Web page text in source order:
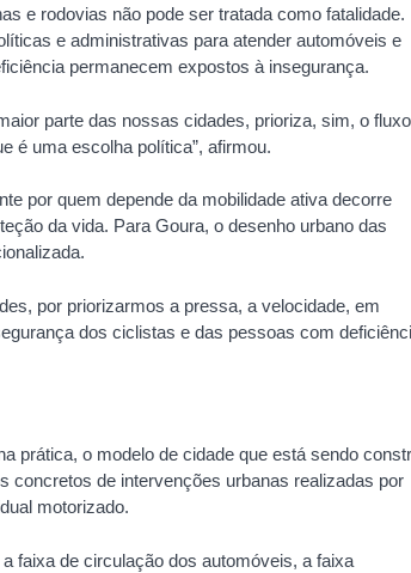
e rodovias não pode ser tratada como fatalidade.
e administrativas para atender automóveis e
permanecem expostos à insegurança.
parte das nossas cidades, prioriza, sim, o fluxo
é uma escolha política”, afirmou.
por quem depende da mobilidade ativa decorre
da vida. Para Goura, o desenho urbano das
por priorizarmos a pressa, a velocidade, em
dos ciclistas e das pessoas com
prática, o modelo de cidade que está sendo
concretos de intervenções urbanas realizadas por
motorizado.
faixa de circulação dos automóveis, a faixa